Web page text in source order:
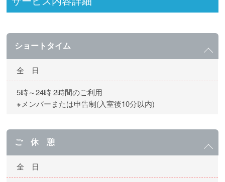
ショートタイム
全 日
5時～24時 2時間のご利用
※メンバーまたは申告制(入室後10分以内)
ご 休 憩
全 日